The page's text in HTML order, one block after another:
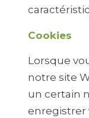
Cookies
Lorsque
notre site
un certain
enregistrer